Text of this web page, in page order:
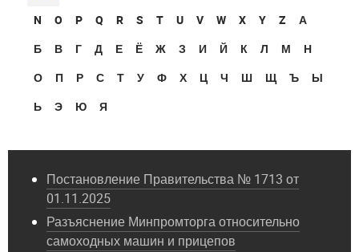
N
O P Q R S T U V W X Y Z
А
Б
В Г Д Е Ё Ж З И Й К Л М
Н
О
П Р С Т У Ф Х Ц Ч Ш Щ Ъ
Ы
Ь
Э Ю Я
Постановление Правительства № 1713 от
01.11.2025
Разъяснение Минпромторга относительно
самоходных машин и прицепов